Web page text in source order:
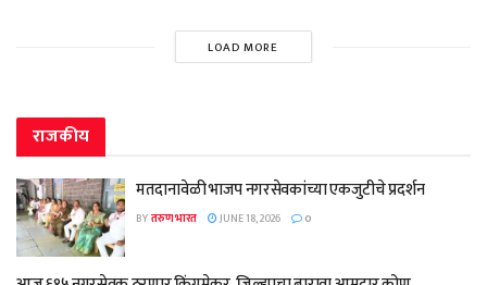
LOAD MORE
राजकीय
मतदानावेळी भाजप नगरसेवकांच्या एकजुटीचे प्रदर्शन
BYतरुण भारत JUNE 18, 2026 0